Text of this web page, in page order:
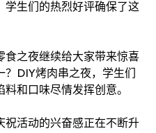
学生们的热烈好评确保了这
食之夜继续给大家带来惊喜
DIY烤肉串之夜，学生们
和口味尽情发挥创意。
祝活动的兴奋感正在不断升